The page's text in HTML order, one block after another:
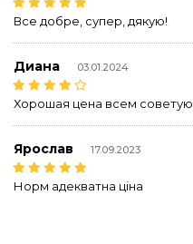
Все добре, супер, дякую!
Диана 03.01.2024
Хорошая цена всем советую
Ярослав 17.09.2023
Норм адекватна ціна